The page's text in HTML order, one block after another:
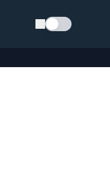
Schimba tema